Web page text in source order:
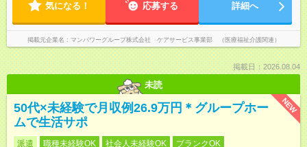
気になる！ 応募する 詳細へ
掲載元企業名 マンパワーグループ株式会社 ケアサービス事業部 （医療福祉介護関連）
掲載日：2026.08.04
未読
NEW
50代×未経験で月収例26.9万円＊グループホー
ムで生活サポ
派遣 職種未経験OK 社会人未経験OK
ブランクOK